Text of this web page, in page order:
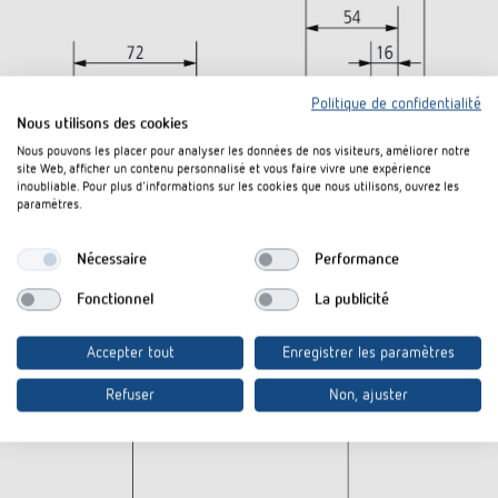
Politique de confidentialité
Nous utilisons des cookies
Nous pouvons les placer pour analyser les données de nos visiteurs, améliorer notre
site Web, afficher un contenu personnalisé et vous faire vivre une expérience
inoubliable. Pour plus d'informations sur les cookies que nous utilisons, ouvrez les
paramètres.
Nécessaire Performance
Fonctionnel La publicité
Accepter tout Enregistrer les paramètres
Refuser Non, ajuster